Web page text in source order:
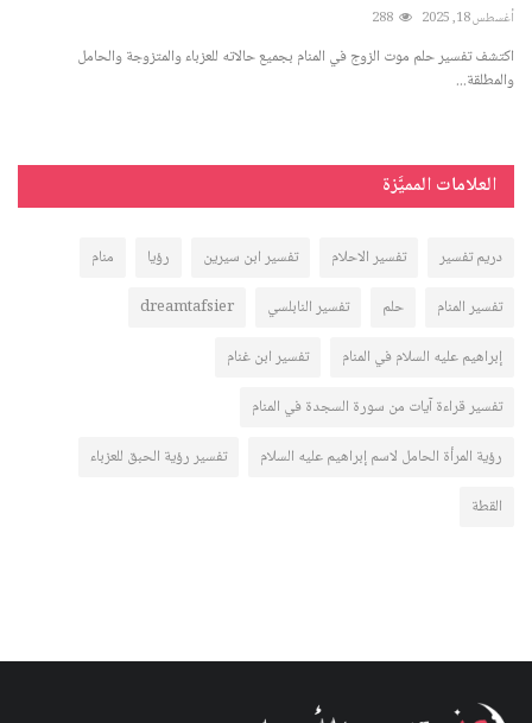
أغسطس 18, 2025 288
اكتشف تفسير حلم موت الزوج في المنام بجميع حالاته للعزباء والمتزوجة والحامل
والمطلقة...
العلامات المميَّزة
دريم تفسير تفسير الاحلام تفسير ابن سيرين رؤيا
منام
تفسير المنام
حلم تفسير النابلسي
dreamtafsier
إبراهيم عليه السلام في المنام
تفسير ابن غنام
تفسير قراءة آيات من سورة السجدة في المنام
رؤية المرأة الحامل لاسم إبراهيم عليه السلام
تفسير رؤية الحبق للعزباء
القطة